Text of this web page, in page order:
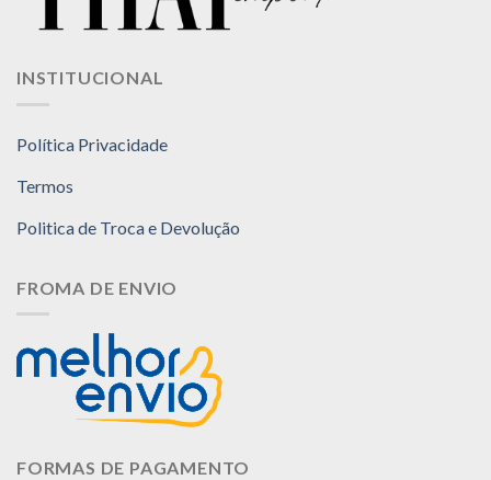
INSTITUCIONAL
Política Privacidade
Termos
Politica de Troca e Devolução
FROMA DE ENVIO
FORMAS DE PAGAMENTO